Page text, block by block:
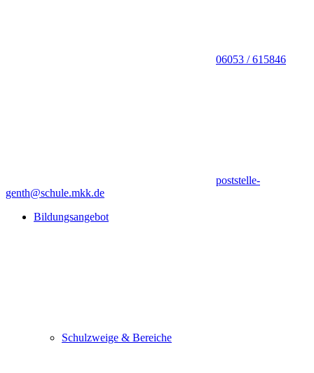
06053 / 615846
poststelle-
genth@schule.mkk.de
Bildungsangebot
Schulzweige & Bereiche